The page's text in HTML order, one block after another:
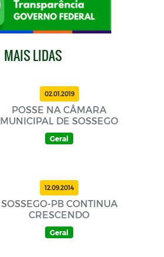
MAIS LIDAS
02.01.2019
POSSE NA CÂMARA
MUNICIPAL DE SOSSEGO
Geral
12.09.2014
SOSSEGO-PB CONTINUA
CRESCENDO
Geral